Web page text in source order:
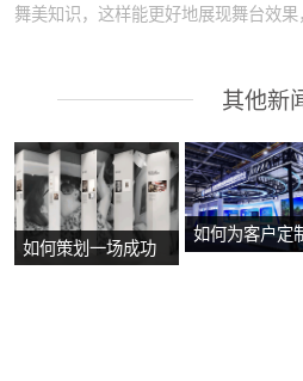
舞美知识，这样能更好地展现舞台效果
其他新
如何策划一场成功
如何为客户定